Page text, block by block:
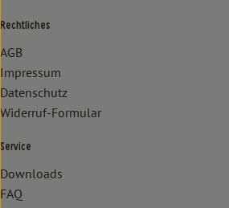
Rechtliches
AGB
Impressum
Datenschutz
Widerruf-Formular
Service
Downloads
FAQ